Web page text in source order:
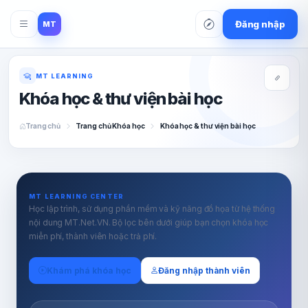
MT Đăng nhập
MT LEARNING
Khóa học & thư viện bài học
Trang chủ Trang chủ Khóa học Khóa học & thư viện bài học
MT LEARNING CENTER
Học lập trình, sử dụng phần mềm và kỹ năng đồ họa từ hệ thống
nội dung MT.Net.VN. Bộ lọc bên dưới giúp bạn chọn khóa học
miễn phí, thành viên hoặc trả phí.
Khám phá khóa học Đăng nhập thành viên